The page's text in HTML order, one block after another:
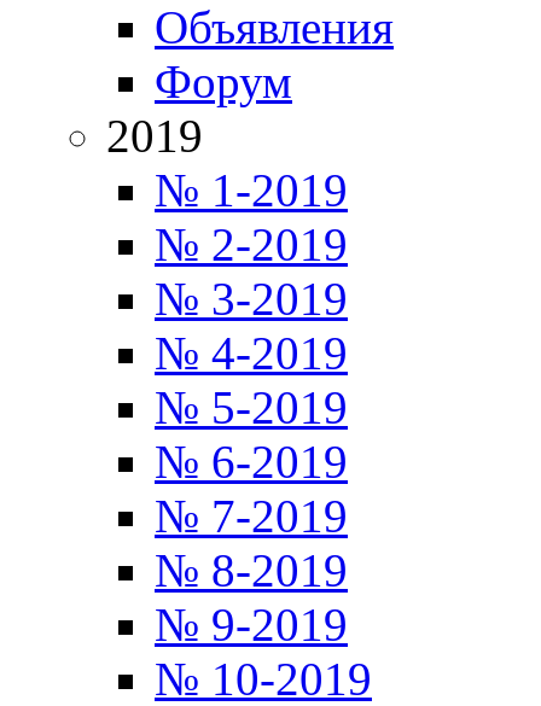
Объявления
Форум
2019
№ 1-2019
№ 2-2019
№ 3-2019
№ 4-2019
№ 5-2019
№ 6-2019
№ 7-2019
№ 8-2019
№ 9-2019
№ 10-2019